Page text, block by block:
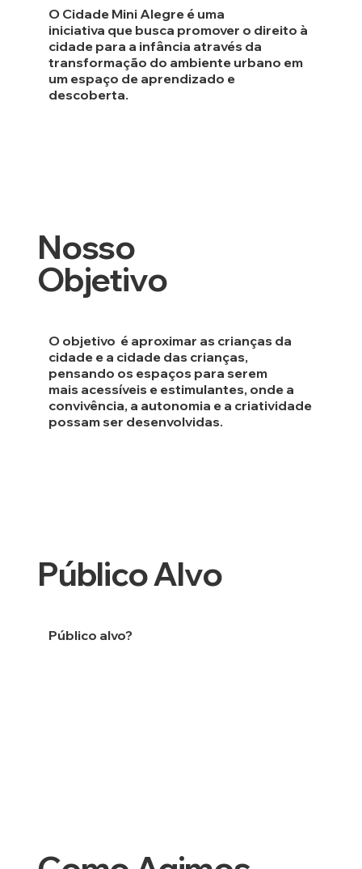
O Cidade Mini Alegreé uma
iniciativa que busca promover o direito à
cidade para a infância através da
transformação do ambiente urbano em
um espaço de aprendizado e
descoberta.
Nosso
Objetivo
O objetivo é aproximar as crianças da
cidade e a cidade das crianças,
pensando os espaços para serem
mais acessíveis e estimulantes, onde a
convivência, a autonomia e a criatividade
possam ser desenvolvidas.
Público Alvo
Público alvo?